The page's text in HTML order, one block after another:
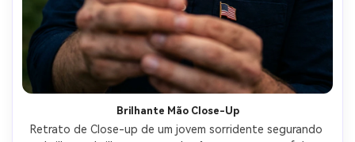
Brilhante Mão Close-Up
Retrato de Close-up de um jovem sorridente segurando